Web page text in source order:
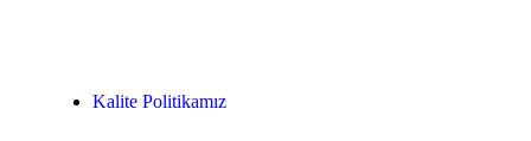
Kalite Politikamız